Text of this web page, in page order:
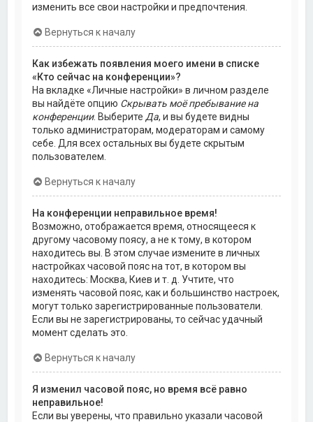
изменить все свои настройки и предпочтения.
Вернуться к началу
Как избежать появления моего имени в списке
«Кто сейчас на конференции»?
На вкладке «Личные настройки» в личном разделе
вы найдёте опцию Скрывать моё пребывание на
конференции. Выберите Да, и вы будете видны
только администраторам, модераторам и самому
себе. Для всех остальных вы будете скрытым
пользователем.
Вернуться к началу
На конференции неправильное время!
Возможно, отображается время, относящееся к
другому часовому поясу, а не к тому, в котором
находитесь вы. В этом случае измените в личных
настройках часовой пояс на тот, в котором вы
находитесь: Москва, Киев и т. д. Учтите, что
изменять часовой пояс, как и большинство настроек,
могут только зарегистрированные пользователи.
Если вы не зарегистрированы, то сейчас удачный
момент сделать это.
Вернуться к началу
Я изменил часовой пояс, но время всё равно
неправильное!
Если вы уверены, что правильно указали часовой